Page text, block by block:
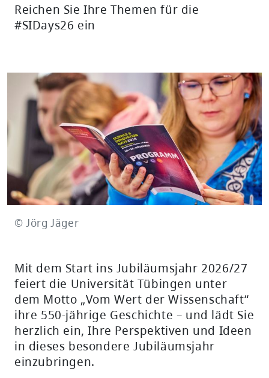
Reichen Sie Ihre Themen für die
#SIDays26 ein
© Jörg Jäger
Mit dem Start ins Jubiläumsjahr 2026/27
feiert die Universität Tübingen unter
dem Motto „Vom Wert der Wissenschaft“
ihre 550‑jährige Geschichte – und lädt Sie
herzlich ein, Ihre Perspektiven und Ideen
in dieses besondere Jubiläumsjahr
einzubringen.